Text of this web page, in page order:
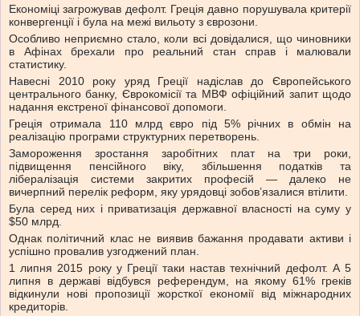
Економіці загрожував дефолт. Греція давно порушувала критерії
конвергенції і була на межі вильоту з єврозони.
Особливо неприємно стало, коли всі довідалися, що чиновники
в Афінах брехали про реальний стан справ і малювали
статистику.
Навесні 2010 року уряд Греції надіслав до Європейського
центрального банку, Єврокомісії та МВФ офіційний запит щодо
надання екстреної фінансової допомоги.
Греція отримала 110 млрд євро під 5% річних в обмін на
реалізацію програми структурних перетворень.
Замороження зростання заробітних плат на три роки,
підвищення пенсійного віку, збільшення податків та
лібералізація системи закритих професій — далеко не
вичерпний перелік реформ, яку урядовці зобов’язалися втілити.
Була серед них і приватизація державної власності на суму у
$50 млрд.
Однак політичний клас не виявив бажання продавати активи і
успішно провалив узгоджений план.
1 липня 2015 року у Греції таки настав технічний дефолт. А 5
липня в державі відбувся референдум, на якому 61% греків
відкинули нові пропозиції жорсткої економії від міжнародних
кредиторів.